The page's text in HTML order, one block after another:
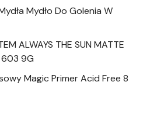
Mydło Do Golenia W
ALWAYS THE SUN MATTE
603 9G
Magic Primer Acid Free 8